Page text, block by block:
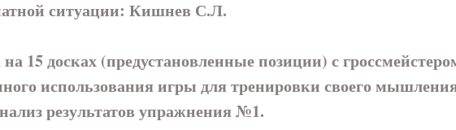
ситуации: Кишнев С.Л.
досках (предустановленные позиции) с
использования игры для тренировки своего
результатов упражнения №1.